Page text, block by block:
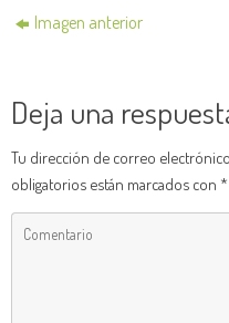
Imagen anterior
Deja una
Tu dirección de correo
obligatorios están marcados con *